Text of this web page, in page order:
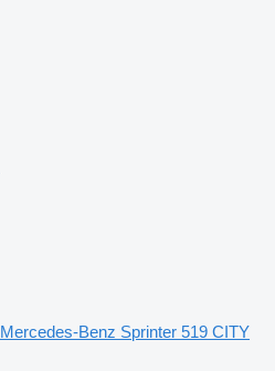
Mercedes-Benz Sprinter 519 CITY